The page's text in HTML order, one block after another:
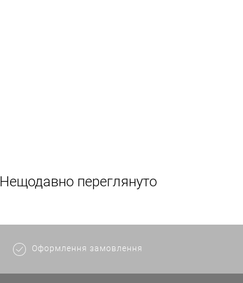
Нещодавно переглянуто
Оформлення замовлення